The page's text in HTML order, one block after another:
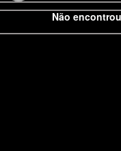
Não